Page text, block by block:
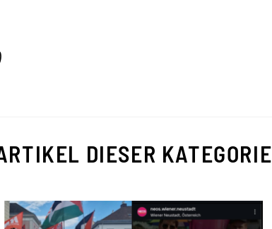
DIESER KATEGORIE